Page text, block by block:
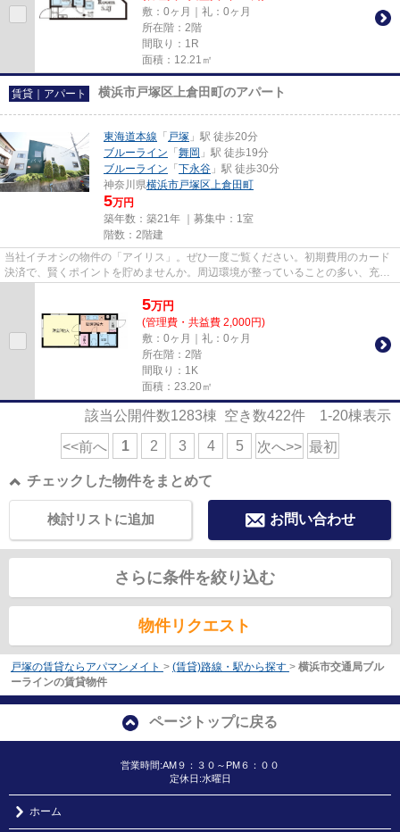
敷：0ヶ月｜礼：0ヶ月
所在階：2階
間取り：1R
面積：12.21㎡
賃貸｜アパート 横浜市戸塚区上倉田町のアパート
東海道本線 「 戸塚 」駅 徒歩20分
ブルーライン 「 舞岡 」駅 徒歩19分
ブルーライン 「 下永谷 」駅 徒歩30分
神奈川県横浜市戸塚区上倉田町
5万円
築年数：築21年 ｜募集中： 1室
階数：2階建
当社イチオシの物件の「アイリス」。ぜひ一度ご覧ください。初期費用のカード
決済で、賢くポイントを貯めませんか。周辺環境が整っていることの多い、充実
5万円
(管理費・共益費 2,000円)
敷：0ヶ月｜礼：0ヶ月
所在階：2階
間取り：1K
面積：23.20㎡
該当公開件数1283棟 空き数422件 1-20棟表示
<<前へ 1 2 3 4 5 次へ>> 最初
チェックした物件をまとめて
お問い合わせ
検討リストに追加
さらに条件を絞り込む
物件リクエスト
戸塚の賃貸ならアパマンメイト > (賃貸)路線・駅から探す > 横浜市交通局ブル
ーラインの賃貸物件
ページトップに戻る
営業時間:AM９：３０～PM６：００
定休日:水曜日
ホーム